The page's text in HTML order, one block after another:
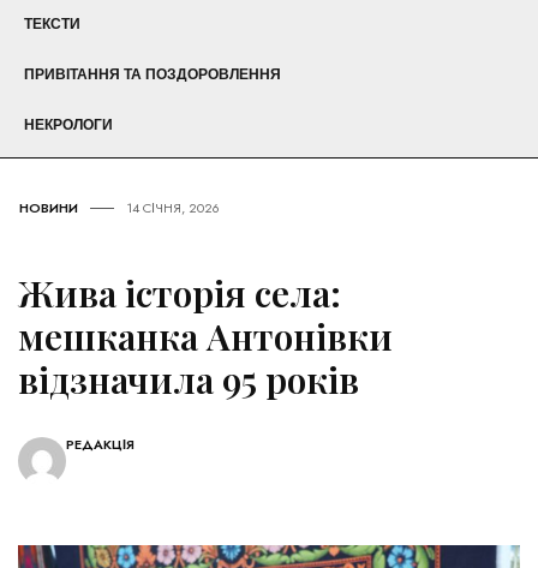
ТЕКСТИ
ПРИВІТАННЯ ТА ПОЗДОРОВЛЕННЯ
НЕКРОЛОГИ
НОВИНИ 14 СІЧНЯ, 2026
Жива історія села:
мешканка Антонівки
відзначила 95 років
РЕДАКЦІЯ